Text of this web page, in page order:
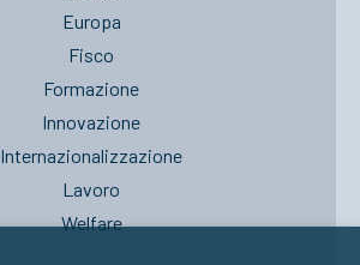
Europa
Fisco
Formazione
Innovazione
Internazionalizzazione
Lavoro
Welfare